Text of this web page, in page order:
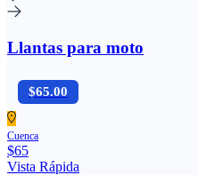
Llantas para moto
$65.00
Cuenca
$65
Vista Rápida